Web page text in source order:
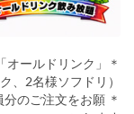
＊「オールドリンク」と「ソフドリ」の混在利用も可能です。
（例：10枚様中、8名様オールドリンク、2名様ソフドリ）
分のご注文をお願